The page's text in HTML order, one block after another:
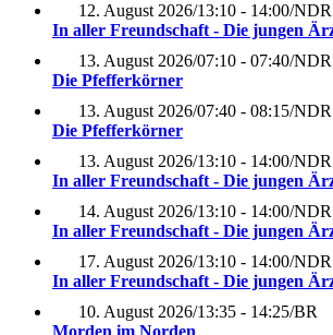
12. August 2026/13:10 - 14:00/NDR
In aller Freundschaft - Die jungen
13. August 2026/07:10 - 07:40/NDR
Die Pfefferkörner
13. August 2026/07:40 - 08:15/NDR
Die Pfefferkörner
13. August 2026/13:10 - 14:00/NDR
In aller Freundschaft - Die jungen
14. August 2026/13:10 - 14:00/NDR
In aller Freundschaft - Die jungen
17. August 2026/13:10 - 14:00/NDR
In aller Freundschaft - Die jungen
10. August 2026/13:35 - 14:25/BR